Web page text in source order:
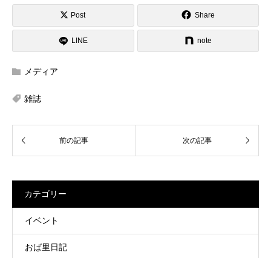
Post Share
LINE note
メディア
雑誌
カテゴリー
イベント
おば里日記